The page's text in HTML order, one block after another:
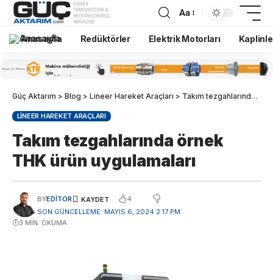
Aa
Anasayfa Redüktörler Elektrik Motorları
Güç Aktarım > Blog > Lineer Hareket Araçları > Takım tezgahlarında örnek THK ürün uygulamaları
LINEER HAREKET ARAÇLARI
Takım tezgahlarında örnek
THK ürün uygulamaları
SON GÜNCELLEME: MAYIS 6, 2024 2:17 PM
BYEDITOR 4
3 MIN. OKUMA